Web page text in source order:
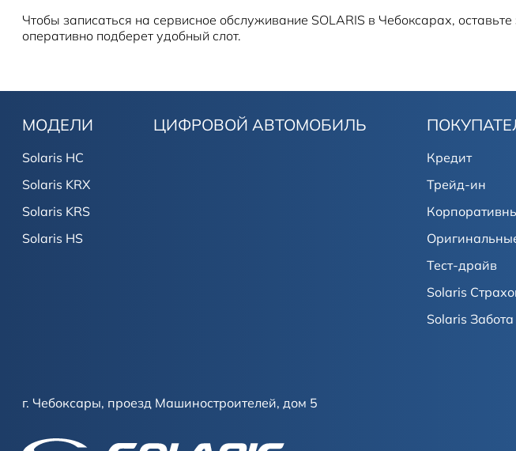
Чтобы записаться на сервисное обслуживание SOLARIS в Чебоксарах,
оперативно подберет удобный слот.
МОДЕЛИ
Solaris HC
Solaris KRX
Solaris KRS
Solaris HS
ЦИФРОВОЙ АВТОМОБИЛЬ
Кредит
Трейд-ин
Тест-драйв
Solaris
Solaris Забота
г. Чебоксары, проезд Машиностроителей, дом 5